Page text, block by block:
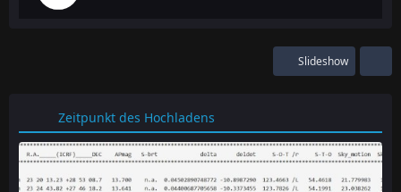
Slideshow
Zeitpunkt des Hochladens